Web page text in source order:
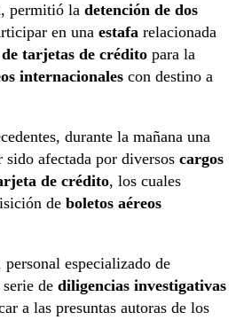
, permitió la detención de dos
en una estafa relacionada
tarjetas de crédito para la
internacionales con destino a
durante la mañana una
sido afectada por diversos cargos
de crédito, los cuales
de boletos aéreos
especializado de
de diligencias investigativas
a las presuntas autoras de los